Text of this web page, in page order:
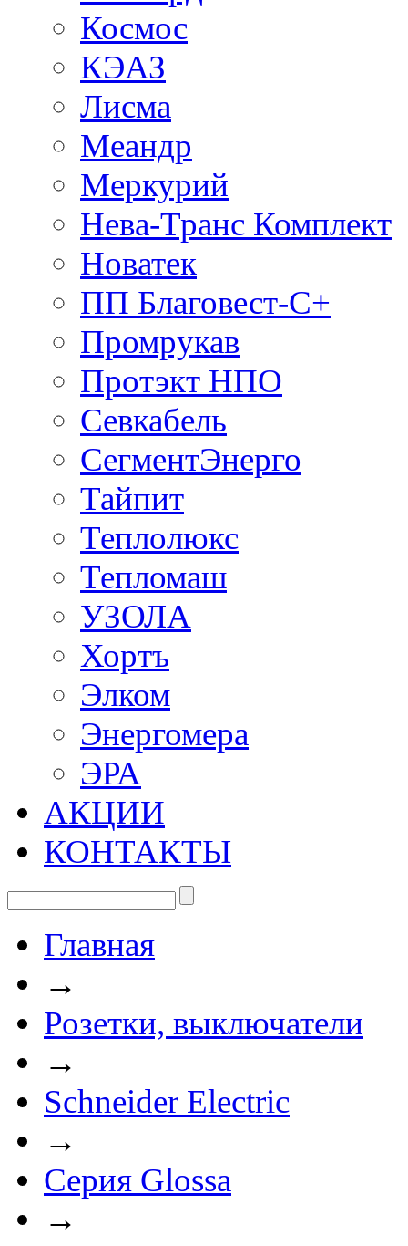
Космос
КЭАЗ
Лисма
Меандр
Меркурий
Нева-Транс Комплект
Новатек
ПП Благовест-С+
Промрукав
Протэкт НПО
Севкабель
СегментЭнерго
Тайпит
Теплолюкс
Тепломаш
УЗОЛА
Хортъ
Элком
Энергомера
ЭРА
АКЦИИ
КОНТАКТЫ
Главная
→
Розетки, выключатели
→
Schneider Electric
→
Cерия Glossa
→